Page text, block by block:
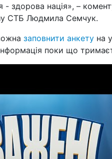
- здорова нація», –
СТБ Людмила Семчук.
заповнити анкету на
поки що